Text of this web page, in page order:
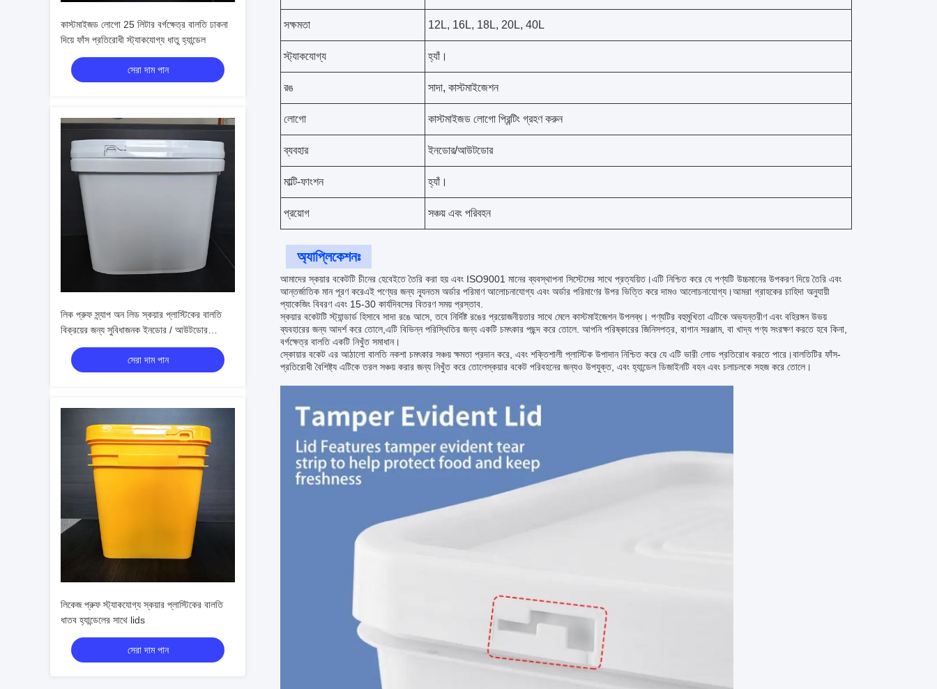
কাস্টমাইজড লোগো 25 লিটার বর্গক্ষেত্র বালতি ঢাকনা
দিয়ে ফাঁস প্রতিরোধী স্ট্যাকযোগ্য ধাতু হ্যান্ডেল
সেরা দাম পান
লিক প্রুফ স্ন্যাপ অন লিড স্কয়ার প্লাস্টিকের বালতি
বিক্রয়ের জন্য সুবিধাজনক ইনডোর / আউটডোর
স্টোরেজ জন্য
সেরা দাম পান
লিকেজ প্রুফ স্ট্যাকযোগ্য স্কয়ার প্লাস্টিকের বালতি
ধাতব হ্যান্ডেলের সাথে lids
সেরা দাম পান
সক্ষমতা 12L, 16L, 18L, 20L, 40L
স্ট্যাকযোগ্য হ্যাঁ।
রঙ সাদা, কাস্টমাইজেশন
লোগো কাস্টমাইজড লোগো প্রিন্টিং গ্রহণ করুন
ব্যবহার ইনডোর/আউটডোর
মাল্টি-ফাংশন হ্যাঁ।
প্রয়োগ সঞ্চয় এবং পরিবহন
অ্যাপ্লিকেশনঃ
আমাদের স্কয়ার বকেটটি চীনের হেবেইতে তৈরি করা হয় এবং ISO9001 মানের ব্যবস্থাপনা সিস্টেমের সাথে প্রত্যয়িত।এটি নিশ্চিত করে যে পণ্যটি উচ্চমানের উপকরণ দিয়ে তৈরি এবং
আন্তর্জাতিক মান পূরণ করেএই পণ্যের জন্য ন্যূনতম অর্ডার পরিমাণ আলোচনাযোগ্য এবং অর্ডার পরিমাণের উপর ভিত্তি করে দামও আলোচনাযোগ্য।আমরা গ্রাহকের চাহিদা অনুযায়ী
প্যাকেজিং বিবরণ এবং 15-30 কার্যদিবসের বিতরণ সময় প্রস্তাব.
স্কয়ার বকেটটি স্ট্যান্ডার্ড হিসাবে সাদা রঙে আসে, তবে নির্দিষ্ট রঙের প্রয়োজনীয়তার সাথে মেলে কাস্টমাইজেশন উপলব্ধ। পণ্যটির বহুমুখিতা এটিকে অভ্যন্তরীণ এবং বহিরঙ্গন উভয়
ব্যবহারের জন্য আদর্শ করে তোলে,এটি বিভিন্ন পরিস্থিতির জন্য একটি চমৎকার পছন্দ করে তোলে. আপনি পরিষ্কারের জিনিসপত্র, বাগান সরঞ্জাম, বা খাদ্য পণ্য সংরক্ষণ করতে হবে কিনা,
বর্গক্ষেত্র বালতি একটি নিখুঁত সমাধান।
স্কোয়ার বকেট এর আঠালো বালতি নকশা চমৎকার সঞ্চয় ক্ষমতা প্রদান করে, এবং শক্তিশালী প্লাস্টিক উপাদান নিশ্চিত করে যে এটি ভারী লোড প্রতিরোধ করতে পারে।বালতিটির ফাঁস-
প্রতিরোধী বৈশিষ্ট্য এটিকে তরল সঞ্চয় করার জন্য নিখুঁত করে তোলেস্কয়ার বকেট পরিবহনের জন্যও উপযুক্ত, এবং হ্যান্ডেল ডিজাইনটি বহন এবং চলাচলকে সহজ করে তোলে।